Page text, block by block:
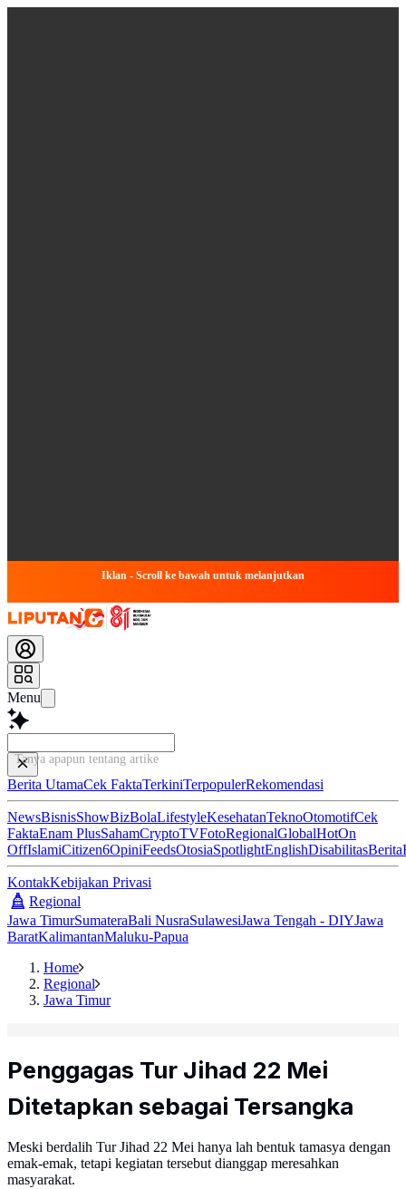
Iklan - Scroll ke bawah untuk melanjutkan
Menu
Tanya apapun tentang artikel ini...
Berita UtamaCek FaktaTerkiniTerpopulerRekomendasi
NewsBisnisShowBizBolaLifestyleKesehatanTeknoOtomotifCek
FaktaEnam PlusSahamCryptoTVFotoRegionalGlobalHotOn
OffIslamiCitizen6OpiniFeedsOtosiaSpotlightEnglishDisabilitasBerita
KontakKebijakan Privasi
Regional
Jawa TimurSumateraBali NusraSulawesiJawa Tengah - DIYJawa
BaratKalimantanMaluku-Papua
Home
Regional
Jawa Timur
Penggagas Tur Jihad 22 Mei
Ditetapkan sebagai Tersangka
Meski berdalih Tur Jihad 22 Mei hanya lah bentuk tamasya dengan
emak-emak, tetapi kegiatan tersebut dianggap meresahkan
masyarakat.